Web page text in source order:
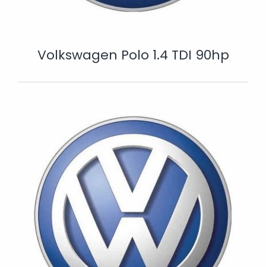
Volkswagen Polo 1.4 TDI 90hp